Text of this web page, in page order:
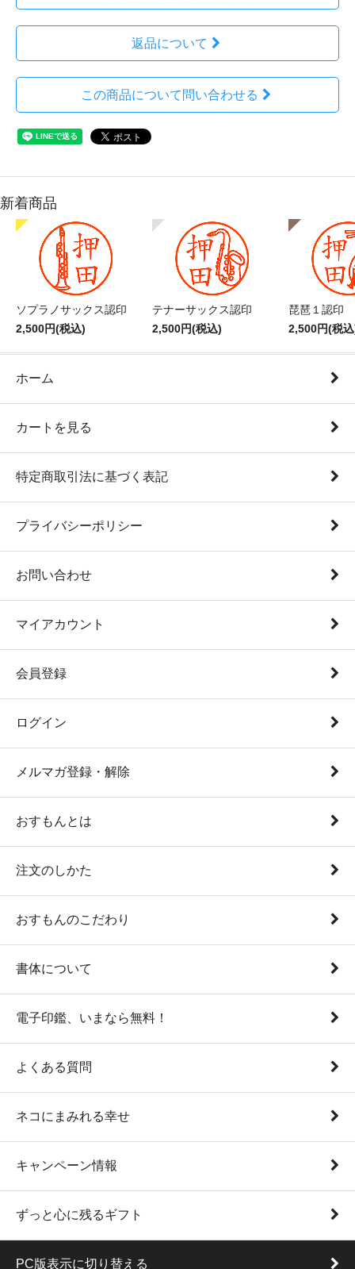
返品について
この商品について問い合わせる
新着商品
ソプラノサックス認印
2,500円(税込)
テナーサックス認印
2,500円(税込)
琵琶１認印
2,500円(税
ホーム
カートを見る
特定商取引法に基づく表記
プライバシーポリシー
お問い合わせ
マイアカウント
会員登録
ログイン
メルマガ登録・解除
おすもんとは
注文のしかた
おすもんのこだわり
書体について
電子印鑑、いまなら無料！
よくある質問
ネコにまみれる幸せ
キャンペーン情報
ずっと心に残るギフト
PC版表示に切り替える